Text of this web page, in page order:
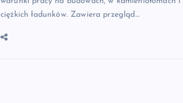
ciężkich ładunków. Zawiera przegląd…